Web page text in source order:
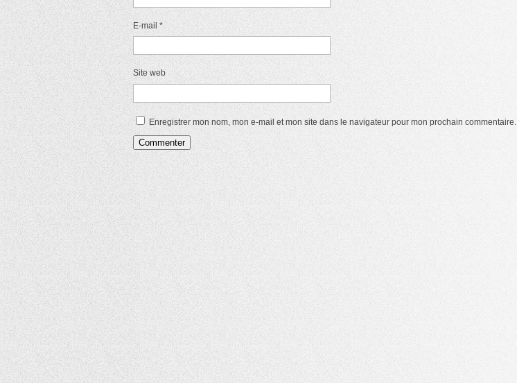
E-mail *
Site web
Enregistrer mon nom, mon e-mail et mon site dans le navigateur pour mon prochain commentaire.